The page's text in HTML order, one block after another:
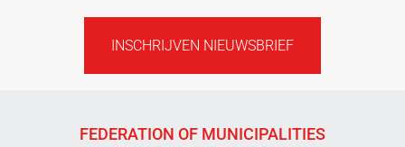
INSCHRIJVEN NIEUWSBRIEF
FEDERATION OF MUNICIPALITIES